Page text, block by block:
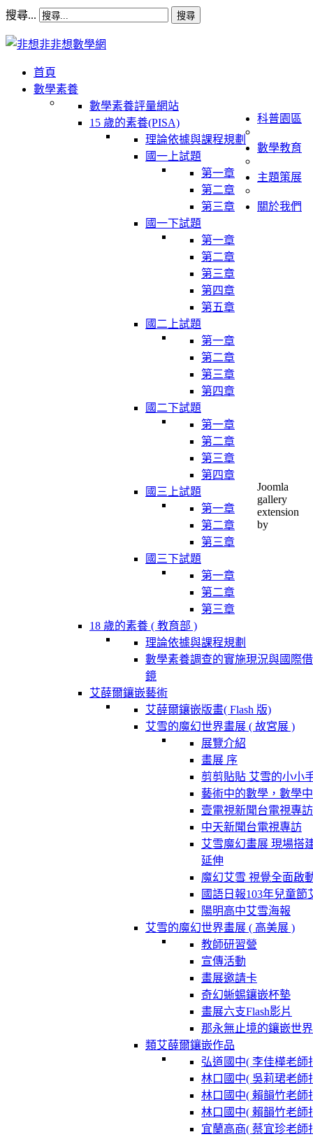
搜尋... 搜尋
首頁
數學素養
數學素養評量網站
15 歲的素養(PISA)
理論依據與課程規劃
國一上試題
第一章
第二章
第三章
國一下試題
第一章
第二章
第三章
第四章
第五章
國二上試題
第一章
第二章
第三章
第四章
國二下試題
第一章
第二章
第三章
第四章
國三上試題
第一章
第二章
第三章
國三下試題
第一章
第二章
第三章
18 歲的素養 ( 教育部 )
理論依據與課程規劃
數學素養調查的實施現況與國際借
鏡
科普園區
艾薛爾鑲嵌藝術
艾薛爾鑲嵌版畫( Flash 版)
艾雪的魔幻世界畫展 ( 故宮展 )
展覽介紹
畫展 序
剪剪貼貼 艾雪的小小
藝術中的數學，數學
壹電視新聞台電視專訪
中天新聞台電視專訪
艾雪魔幻畫展 現場搭
延伸
魔幻艾雪 視覺全面啟
國語日報103年兒童節
陽明高中艾雪海報
艾雪的魔幻世界畫展 ( 高美展 )
教師研習營
宣傳活動
畫展邀請卡
奇幻蜥蜴鑲嵌杯墊
畫展六支Flash影片
那永無止境的鑲嵌世界
類艾薛爾鑲嵌作品
弘道國中( 李佳樺老師
林口國中( 吳莉珺老師
林口國中( 賴韻竹老師
林口國中( 賴韻竹老師
宜蘭高商( 蔡宜珍老師
數學教育
主題策展
關於我們
Joomla
gallery
extension
by